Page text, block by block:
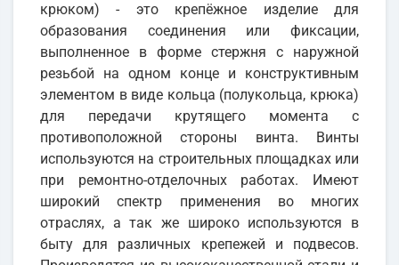
крюком) - это крепёжное изделие для
образования соединения или фиксации,
выполненное в форме стержня с наружной
резьбой на одном конце и конструктивным
элементом в виде кольца (полукольца, крюка)
для передачи крутящего момента с
противоположной стороны винта. Винты
используются на строительных площадках или
при ремонтно-отделочных работах. Имеют
широкий спектр применения во многих
отраслях, а так же широко используются в
быту для различных крепежей и подвесов.